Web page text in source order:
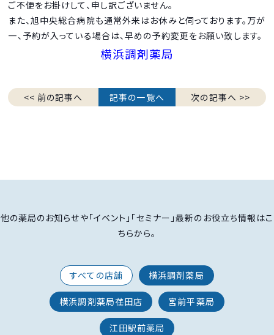
ご不便をお掛けして、申し訳ございません。
また、旭中央総合病院も通常外来はお休みと伺っております。万が
一、予約が入っている場合は、早めの予約変更をお願い致します。
横浜調剤薬局
<< 前の記事へ 記事の一覧へ 次の記事へ >>
他の薬局のお知らせや「イベント」「セミナー」最新のお役立ち情報はこ
ちらから。
すべての店舗 横浜調剤薬局
横浜調剤薬局荏田店 宮前平薬局
江田駅前薬局